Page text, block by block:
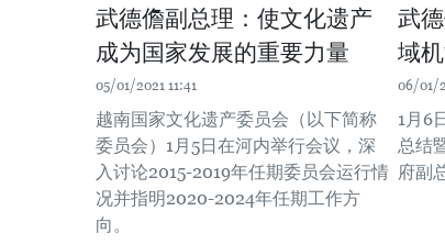
武德儋副总理：使文化遗产
成为国家发展的重要力量
05/01/2021 11:41
越南国家文化遗产委员会（以下简称
委员会）1月5日在河内举行会议，深
入讨论2015-2019年任期委员会运行情
况并指明2020-2024年任期工作方
向。
武
域
06/01/
1月6
总结
府副